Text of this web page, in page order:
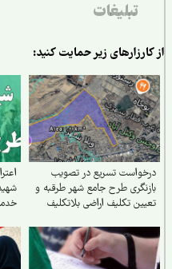
تبلیغات
زیر حمایت کنید:
تسریع در تصویب
طرح جامع شهر طرقبه و
تکلیف اراضی بلاتکلیف
اعتراض
شهید
خدمت)